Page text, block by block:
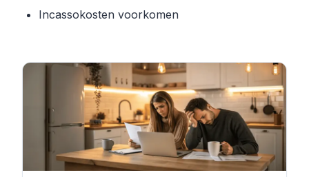
Incassokosten voorkomen